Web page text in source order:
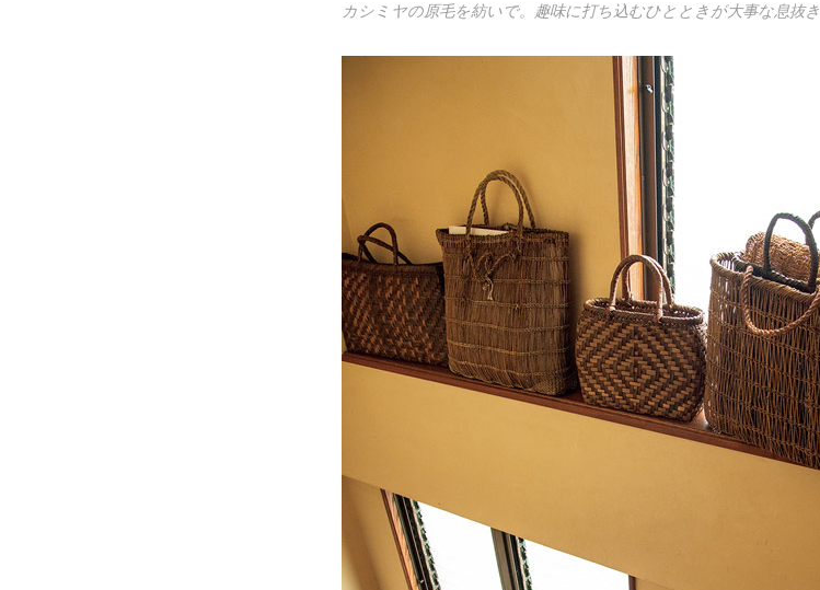
カシミヤの原毛を紡いで。趣味に打ち込むひとときが大事な息抜き